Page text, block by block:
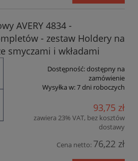
AVERY 4834 -
- zestaw Holdery na
smyczami i wkładami
Dostępność:dostępny na
zamówienie
Wysyłka w:7 dni roboczych
93,75 zł
zawiera 23% VAT, bez kosztów
dostawy
Cena netto: 76,22 zł